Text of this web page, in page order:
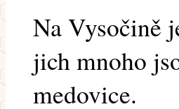
Na Vysočině
jich mnoho
medovice.